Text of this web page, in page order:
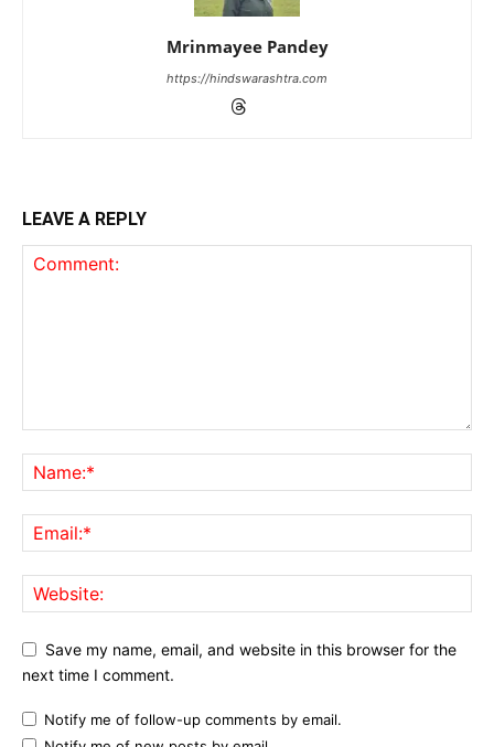
Mrinmayee Pandey
https://hindswarashtra.com
LEAVE A REPLY
Save my name, email, and website in this browser for the
next time I comment.
Notify me of follow-up comments by email.